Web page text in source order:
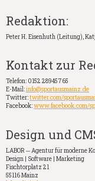
Redaktion:
Peter H. Eisenhuth (Leitung),
Kontakt zur
Telefon: 0152 28945765
E-Mail:info@sportausmainz.de
Twitter:twitter.com/
Facebook:www.facebook.com/
Design und
LABOR ─ Agentur für moderne
Design | Software | Marketing
Fischtorplatz 21
55116 Mainz